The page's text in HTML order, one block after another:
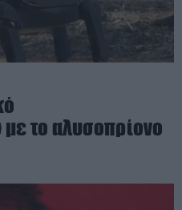
το αλυσοπρίονο